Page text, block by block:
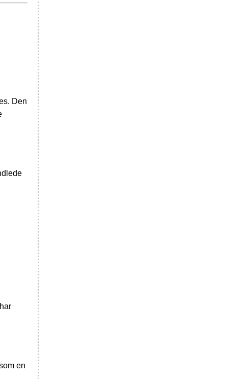
Den
en